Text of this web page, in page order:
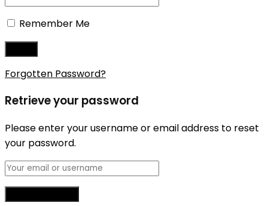
Remember Me
Forgotten Password?
Retrieve your password
Please enter your username or email address to reset
your password.